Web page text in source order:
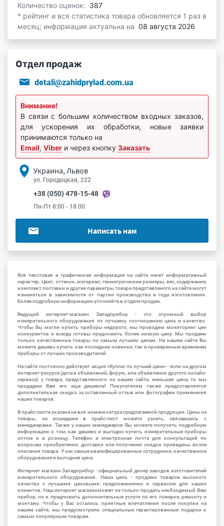
Количество оценок: 387
* рейтинг и вся статистика товара обновляется 1 раз в
месяц; информация актуальна на 08 августа 2026
Отдел продаж
detali@zahidprylad.com.ua
Внимание!
В связи с большим количеством входных заказов,
для ускорения их обработки, новые заявки
принимаются только на
Email, Viber и через кнопку Заказать
Украина, Львов
ул. Городоцкая, 222
+38 (050) 478-15-48
Пн-Пт 8:00 - 18:00
Написать нам
Вся текстовая и графическая информация на сайте несет информативный
характер. Цвет, оттенок, материал, геометрические размеры, вес, содержание,
комплект поставки и другие параметры товара представленого на сайте могут
изменяться в зависимости от партии производства и года изготовления.
Более подробную информацию уточняйте в отделе продаж.
Ведущий интернет-магазин Западприбор - это огромный выбор
измерительного оборудования по лучшему соотношению цена и качество.
Чтобы Вы могли купить приборы недорого, мы проводим мониторинг цен
конкурентов и всегда готовы предложить более низкую цену. Мы продаем
только качественные товары по самым лучшим ценам. На нашем сайте Вы
можете дешево купить как последние новинки, так и проверенные временем
приборы от лучших производителей.
На сайте постоянно действует акция «Куплю по лучшей цене» - если на другом
интернет-ресурсе (доска объявлений, форум, или объявление другого онлайн-
сервиса) у товара, представленного на нашем сайте, меньшая цена, то мы
продадим Вам его еще дешевле! Покупателям также предоставляется
дополнительная скидка за оставленный отзыв или фотографии применения
наших товаров.
В прайс-листе указана не вся номенклатура предлагаемой продукции. Цены на
товары, не вошедшие в прайс-лист можете узнать, связавшись с
менеджерами. Также у наших менеджеров Вы можете получить подробную
информацию о том, как дешево и выгодно купить измерительные приборы
оптом и в розницу. Телефон и электронная почта для консультаций по
вопросам приобретения, доставки или получения скидки приведены возле
описания товара. У нас самые квалифицированные сотрудники, качественное
оборудование и выгодная цена.
Интернет магазин Западприбор - официальный дилер заводов изготовителей
измерительного оборудования. Наша цель - продажа товаров высокого
качества с лучшими ценовыми предложениями и сервисом для наших
клиентов. Наш интернет магазинможет не только продать необходимый Вам
прибор, но и предложить дополнительные услуги по его поверке, ремонту и
монтажу. Чтобы у Вас остались приятные впечатления после покупки на
нашем сайте, мы предусмотрели специальные гарантированные подарки к
самым популярным товарам.